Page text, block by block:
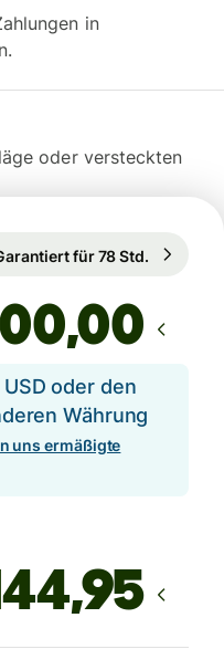
in
oder versteckten
für 78 Std.
,00
oder den
Währung
uns ermäßigte